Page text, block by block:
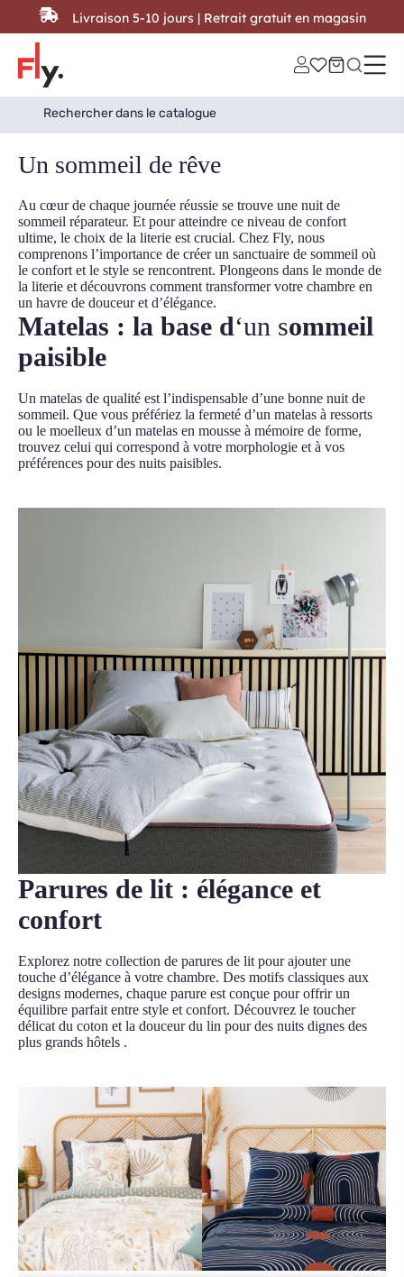
Passer au contenu
Search
for:
Search Button
7 février 2024
Un sommeil de rêve
Au cœur de chaque journée réussie se trouve une nuit de
sommeil réparateur. Et pour atteindre ce niveau de confort
ultime, le choix de la literie est crucial. Chez Fly, nous
comprenons l’importance de créer un sanctuaire de sommeil où
le confort et le style se rencontrent. Plongeons dans le monde de
la literie et découvrons comment transformer votre chambre en
un havre de douceur et d’élégance.
Matelas : la base d‘un sommeil
paisible
Un matelas de qualité est l’indispensable d’une bonne nuit de
sommeil. Que vous préfériez la fermeté d’un matelas à ressorts
ou le moelleux d’un matelas en mousse à mémoire de forme,
trouvez celui qui correspond à votre morphologie et à vos
préférences pour des nuits paisibles.
Parures de lit : élégance et
confort
Explorez notre collection de parures de lit pour ajouter une
touche d’élégance à votre chambre. Des motifs classiques aux
designs modernes, chaque parure est conçue pour offrir un
équilibre parfait entre style et confort. Découvrez le toucher
délicat du coton et la douceur du lin pour des nuits dignes des
plus grands hôtels .
Livraison 5-10 jours | Retrait gratuit en magasin